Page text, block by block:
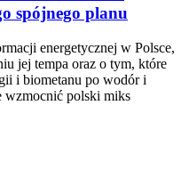
spójnego planu
energetycznej w Polsce,
jej tempa oraz o tym, które
i biometanu po wodór i
wzmocnić polski miks